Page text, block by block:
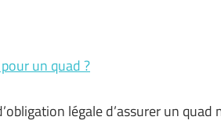
un quad ?
légale d’assurer un quad